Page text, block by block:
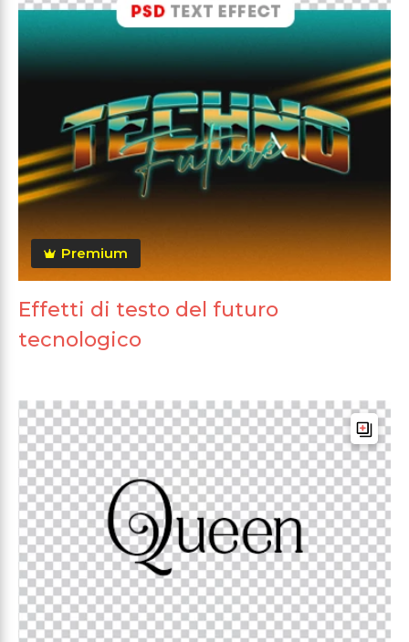
Premium
Effetti di testo del futuro
tecnologico